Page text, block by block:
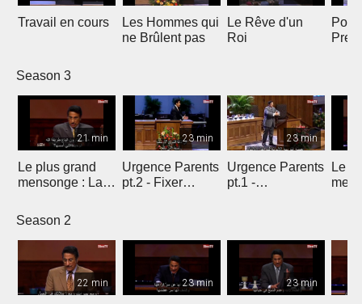
Travail en cours
Les Hommes qui
ne Brûlent pas
Le Rêve d'un
Roi
Season 3
21 min
Le plus grand
mensonge : La
Temporaire
23 min
Urgence Parents
pt.2 - Fixer
23 min
Urgence Parents
pt.1 -
Le
Season 2
22 min 23 min 23 min